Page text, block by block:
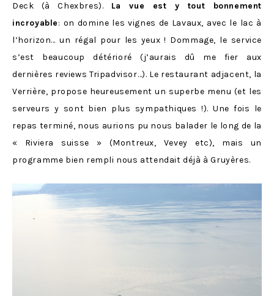
Deck (à Chexbres). La vue est y tout bonnement
incroyable: on domine les vignes de Lavaux, avec le lac à
l’horizon… un régal pour les yeux ! Dommage, le service
s’est beaucoup détérioré (j’aurais dû me fier aux
dernières reviews Tripadvisor…). Le restaurant adjacent, la
Verrière, propose heureusement un superbe menu (et les
serveurs y sont bien plus sympathiques !). Une fois le
repas terminé, nous aurions pu nous balader le long de la
« Riviera suisse » (Montreux, Vevey etc), mais un
programme bien rempli nous attendait déjà à Gruyères.